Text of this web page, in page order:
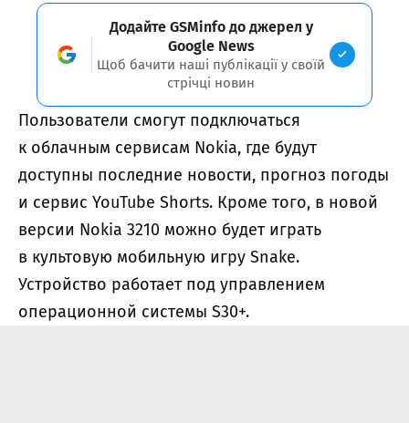
Додайте GSMinfo до джерел у
Google News
Щоб бачити наші публікації у своїй
стрічці новин
Пользователи смогут подключаться
к облачным сервисам Nokia, где будут
доступны последние новости, прогноз погоды
и сервис YouTube Shorts. Кроме того, в новой
версии Nokia 3210 можно будет играть
в культовую мобильную игру Snake.
Устройство работает под управлением
операционной системы S30+.